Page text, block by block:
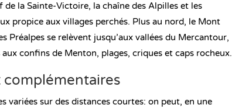
la Sainte-Victoire, la chaîne des Alpilles et les
propice aux villages perchés. Plus au nord, le Mont
Préalpes se relèvent jusqu’aux vallées du Mercantour,
confins de Menton, plages, criques et caps rocheux.
complémentaires
variées sur des distances courtes: on peut, en une